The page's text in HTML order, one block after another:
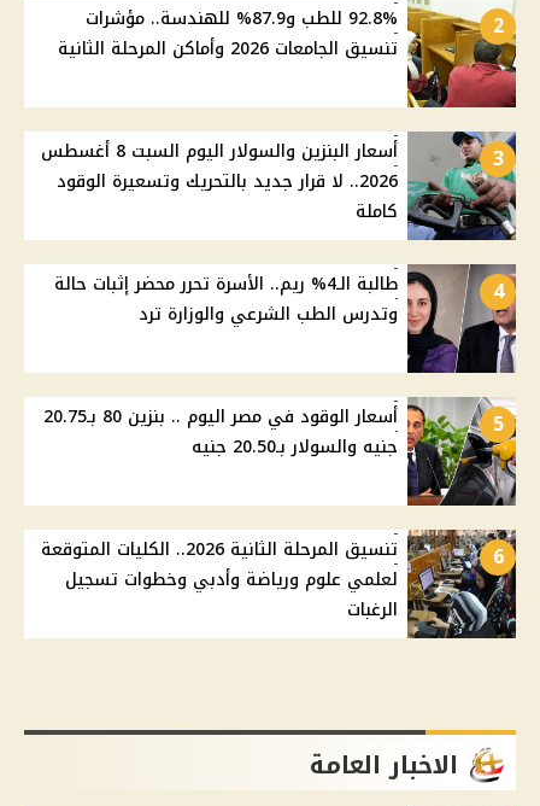
2
92.8% للطب و87.9% للهندسة.. مؤشرات
تنسيق الجامعات 2026 وأماكن المرحلة الثانية
3
أسعار البنزين والسولار اليوم السبت 8 أغسطس
2026.. لا قرار جديد بالتحريك وتسعيرة الوقود
كاملة
4
طالبة الـ4% ريم.. الأسرة تحرر محضر إثبات حالة
وتدرس الطب الشرعي والوزارة ترد
5
أسعار الوقود في مصر اليوم .. بنزين 80 بـ20.75
جنيه والسولار بـ20.50 جنيه
6
تنسيق المرحلة الثانية 2026.. الكليات المتوقعة
لعلمي علوم ورياضة وأدبي وخطوات تسجيل
الرغبات
الاخبار العامة